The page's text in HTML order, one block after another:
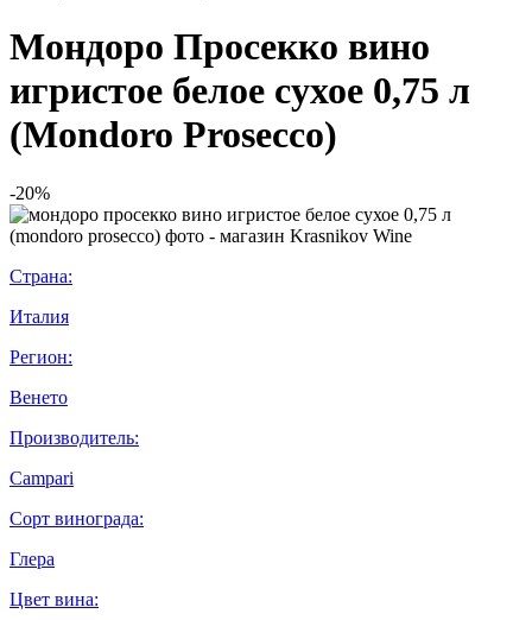
Мондоро Просекко вино
игристое белое сухое 0,75 л
(Mondoro Prosecco)
-20%
Страна:
Италия
Регион:
Венето
Производитель:
Campari
Сорт винограда:
Глера
Цвет вина: